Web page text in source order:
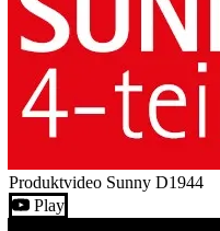
Produktvideo Sunny D1944
Play